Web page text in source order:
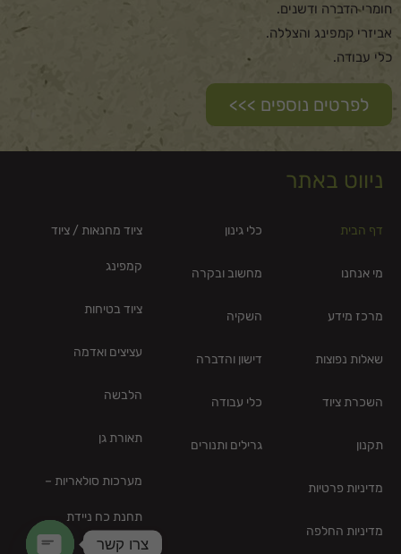
חומרי הדברה ודשנים.
אביזרי קמפינג והצללה.
כלי עבודה.
לפרטים נוספים >>>
ניווט באתר
דף הבית
מי אנחנו
מרכז מידע
שאלות נפוצות
השכרת ציוד
תקנון
מדיניות פרטיות
מדיניות החלפה
כלי גינון
מחשוב ובקרה
השקיה
דישון והדברה
כלי עבודה
גרילים ותנורים
ציוד מחנאות / ציוד
קמפינג
ציוד בטיחות
עציצים ואדמה
הלבשה
תאורת גן
מערכות סולאריות –
תחנת כח ניידת
צרו קשר